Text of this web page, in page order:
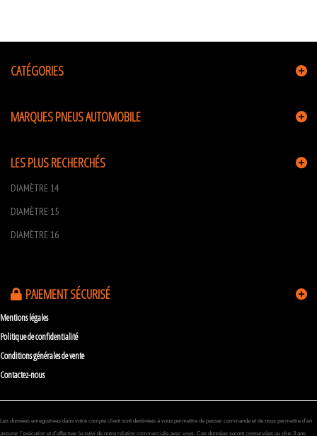
CATÉGORIES
MARQUES PNEUS AUTOMOBILE
LES PLUS RECHERCHÉS
DIAMÈTRE 14
DIAMÈTRE 15
DIAMÈTRE 16
PAIEMENT SÉCURISÉ
Mentions légales
Politique de confidentialité
Conditions générales de vente
Contactez-nous
Les données enregistrées dans votre compte client sont destinées à vous permettre de passer commande et de nous permettre d’en
assurer l’exécution et d’effectuer le suivi de notre relation commerciale avec vous. Ces données seront conservées au plus 3 ans